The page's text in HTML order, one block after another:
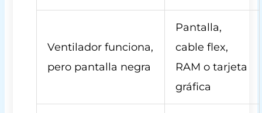
Ventilador funciona,
pero pantalla negra
Pantalla,
cable flex,
RAM o tarjeta
gráfica